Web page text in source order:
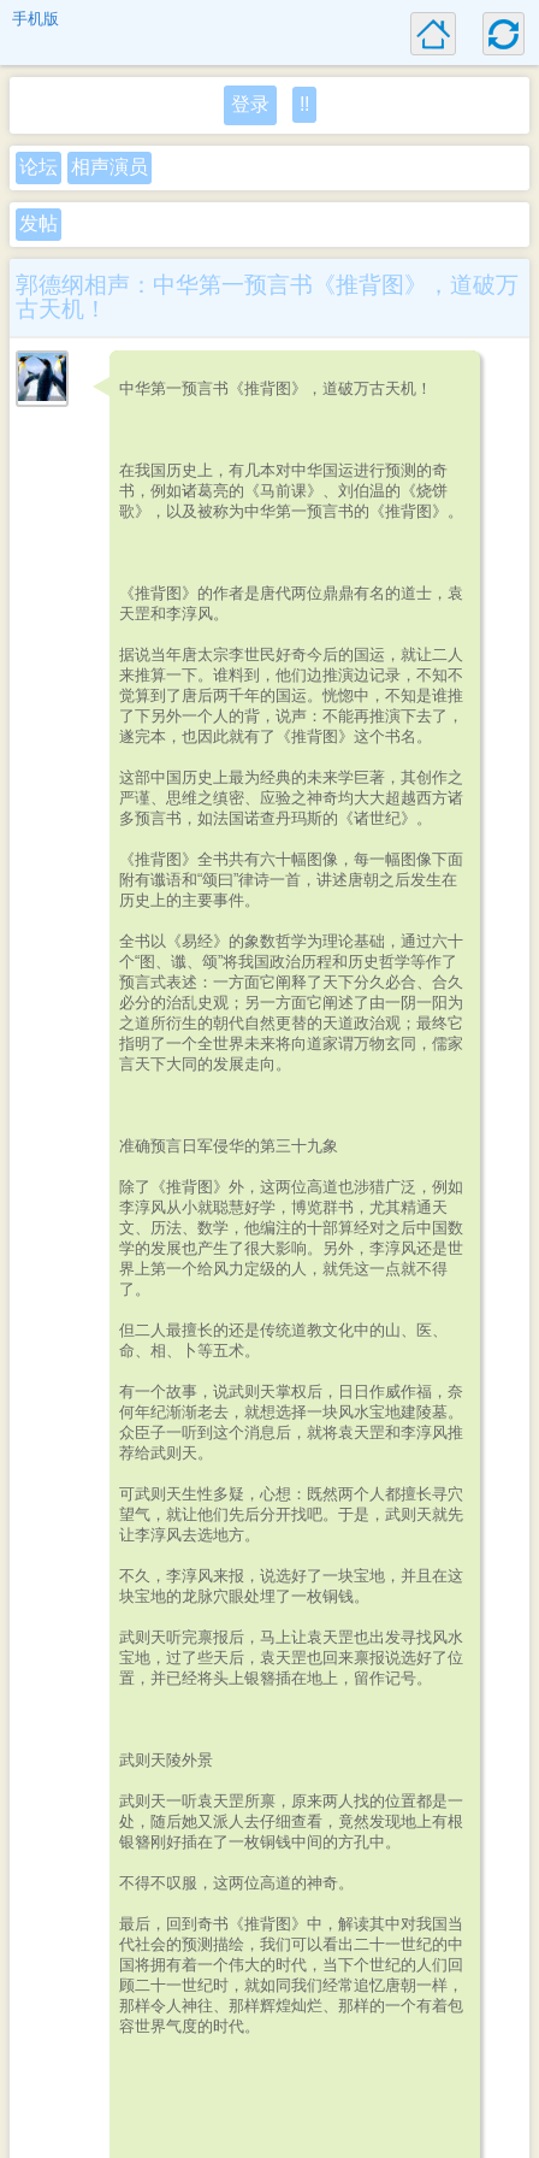
手机版
登录 !!
论坛 相声演员
发帖
郭德纲相声：中华第一预言书《推背图》，道破万
古天机！
中华第一预言书《推背图》，道破万古天机！
在我国历史上，有几本对中华国运进行预测的奇
书，例如诸葛亮的《马前课》、刘伯温的《烧饼
歌》，以及被称为中华第一预言书的《推背图》。
《推背图》的作者是唐代两位鼎鼎有名的道士，袁
天罡和李淳风。
据说当年唐太宗李世民好奇今后的国运，就让二人
来推算一下。谁料到，他们边推演边记录，不知不
觉算到了唐后两千年的国运。恍惚中，不知是谁推
了下另外一个人的背，说声：不能再推演下去了，
遂完本，也因此就有了《推背图》这个书名。
这部中国历史上最为经典的未来学巨著，其创作之
严谨、思维之缜密、应验之神奇均大大超越西方诸
多预言书，如法国诺查丹玛斯的《诸世纪》。
《推背图》全书共有六十幅图像，每一幅图像下面
附有谶语和“颂曰”律诗一首，讲述唐朝之后发生在
历史上的主要事件。
全书以《易经》的象数哲学为理论基础，通过六十
个“图、谶、颂”将我国政治历程和历史哲学等作了
预言式表述：一方面它阐释了天下分久必合、合久
必分的治乱史观；另一方面它阐述了由一阴一阳为
之道所衍生的朝代自然更替的天道政治观；最终它
指明了一个全世界未来将向道家谓万物玄同，儒家
言天下大同的发展走向。
准确预言日军侵华的第三十九象
除了《推背图》外，这两位高道也涉猎广泛，例如
李淳风从小就聪慧好学，博览群书，尤其精通天
文、历法、数学，他编注的十部算经对之后中国数
学的发展也产生了很大影响。另外，李淳风还是世
界上第一个给风力定级的人，就凭这一点就不得
了。
但二人最擅长的还是传统道教文化中的山、医、
命、相、卜等五术。
有一个故事，说武则天掌权后，日日作威作福，奈
何年纪渐渐老去，就想选择一块风水宝地建陵墓。
众臣子一听到这个消息后，就将袁天罡和李淳风推
荐给武则天。
可武则天生性多疑，心想：既然两个人都擅长寻穴
望气，就让他们先后分开找吧。于是，武则天就先
让李淳风去选地方。
不久，李淳风来报，说选好了一块宝地，并且在这
块宝地的龙脉穴眼处埋了一枚铜钱。
武则天听完禀报后，马上让袁天罡也出发寻找风水
宝地，过了些天后，袁天罡也回来禀报说选好了位
置，并已经将头上银簪插在地上，留作记号。
武则天陵外景
武则天一听袁天罡所禀，原来两人找的位置都是一
处，随后她又派人去仔细查看，竟然发现地上有根
银簪刚好插在了一枚铜钱中间的方孔中。
不得不叹服，这两位高道的神奇。
最后，回到奇书《推背图》中，解读其中对我国当
代社会的预测描绘，我们可以看出二十一世纪的中
国将拥有着一个伟大的时代，当下个世纪的人们回
顾二十一世纪时，就如同我们经常追忆唐朝一样，
那样令人神往、那样辉煌灿烂、那样的一个有着包
容世界气度的时代。